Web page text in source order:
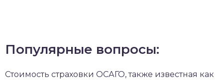
Популярные вопросы:
Стоимость страховки ОСАГО, также известная как